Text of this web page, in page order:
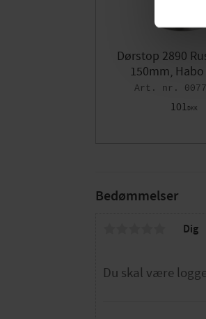
Bedømmelser
Dig
Dørstop 2890
150mm, Habo
101DKK